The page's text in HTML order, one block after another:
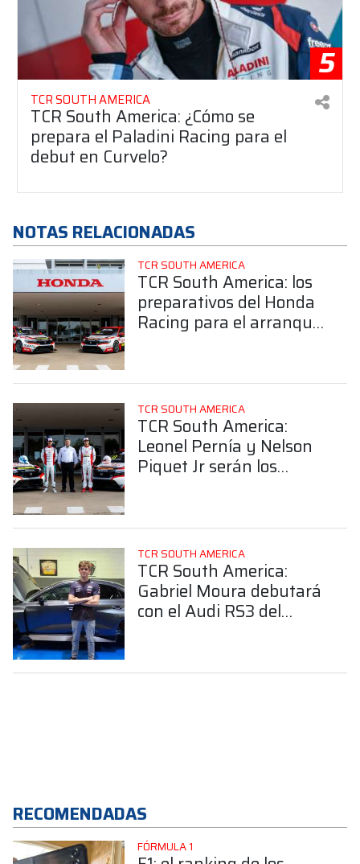
5
TCR SOUTH AMERICA
TCR South America: ¿Cómo se
prepara el Paladini Racing para el
debut en Curvelo?
NOTAS RELACIONADAS
TCR SOUTH AMERICA
TCR South America: los
preparativos del Honda
Racing para el arranque
TCR SOUTH AMERICA
TCR South America:
Leonel Pernía y Nelson
Piquet Jr serán los
TCR SOUTH AMERICA
TCR South America:
Gabriel Moura debutará
con el Audi RS3 del
RECOMENDADAS
FÓRMULA 1